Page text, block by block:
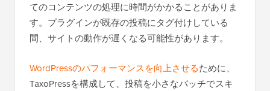
てのコンテンツの処理に時間がかかることがありま
す。プラグインが既存の投稿にタグ付けしている
間、サイトの動作が遅くなる可能性があります。
WordPressのパフォーマンスを向上させるために、
TaxoPressを構成して、投稿を小さなバッチでスキ